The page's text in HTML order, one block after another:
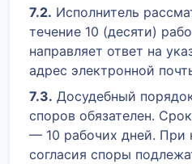
7.2. Исполнитель
течение 10 (десяти)
направляет ответ на
адрес электронной
7.3. Досудебный
споров обязателен.
— 10 рабочих дней. При
согласия споры